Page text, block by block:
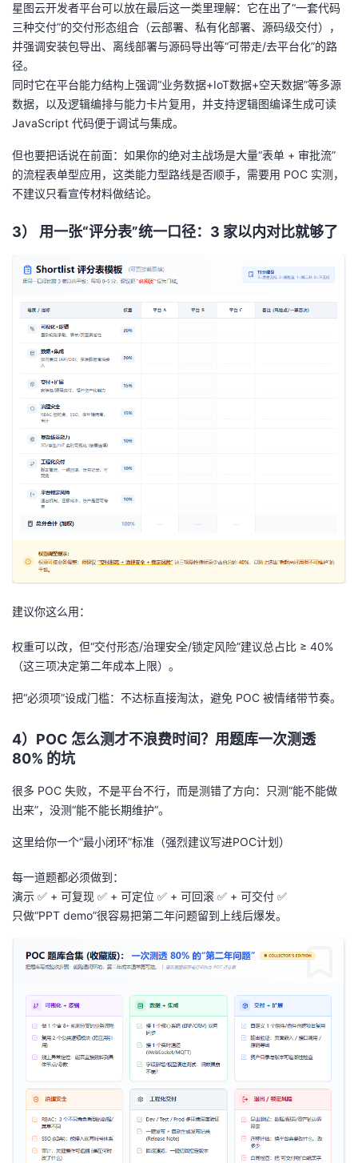
星图云开发者平台可以放在最后这一类里理解：它在出了“一套代码
三种交付”的交付形态组合（云部署、私有化部署、源码级交付），
并强调安装包导出、离线部署与源码导出等“可带走/去平台化”的路
径。
同时它在平台能力结构上强调“业务数据+IoT数据+空天数据”等多源
数据，以及逻辑编排与能力卡片复用，并支持逻辑图编译生成可读
JavaScript 代码便于调试与集成。
但也要把话说在前面：如果你的绝对主战场是大量“表单 + 审批流”
的流程表单型应用，这类能力型路线是否顺手，需要用 POC 实测，
不建议只看宣传材料做结论。
3） 用一张“评分表”统一口径：3 家以内对比就够了
建议你这么用：
权重可以改，但“交付形态/治理安全/锁定风险”建议总占比 ≥ 40%
（这三项决定第二年成本上限）。
把“必须项”设成门槛：不达标直接淘汰，避免 POC 被情绪带节奏。
4）POC 怎么测才不浪费时间？用题库一次测透
80% 的坑
很多 POC 失败，不是平台不行，而是测错了方向：只测“能不能做
出来”，没测“能不能长期维护”。
这里给你一个“最小闭环”标准（强烈建议写进POC计划）
每一道题都必须做到：
演示 ✅ + 可复现 ✅ + 可定位 ✅ + 可回滚 ✅ + 可交付 ✅
只做“PPT demo”很容易把第二年问题留到上线后爆发。